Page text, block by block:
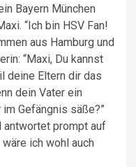
Bayern München
“Ich bin HSV Fan!
aus Hamburg und
“Maxi, Du kannst
deine Eltern dir das
dein Vater ein
Gefängnis säße?”
antwortet prompt auf
ich wohl auch